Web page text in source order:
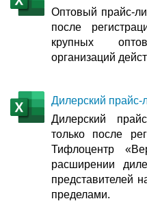
Оптовый прайс-
после
крупных
организаций
Дилерский прайс-
Дилерский
только после
Тифлоцентр
расширении
представителей
пределами.